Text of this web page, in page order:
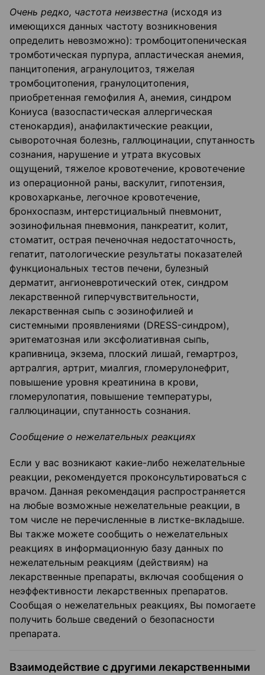
Очень редко, частота неизвестна (исходя из
имеющихся данных частоту возникновения
определить невозможно): тромбоцитопеническая
тромботическая пурпура, апластическая анемия,
панцитопения, агранулоцитоз, тяжелая
тромбоцитопения, гранулоцитопения,
приобретенная гемофилия А, анемия, синдром
Кониуса (вазоспастическая аллергическая
стенокардия), анафилактические реакции,
сывороточная болезнь, галлюцинации, спутанность
сознания, нарушение и утрата вкусовых
ощущений, тяжелое кровотечение, кровотечение
из операционной раны, васкулит, гипотензия,
кровохарканье, легочное кровотечение,
бронхоспазм, интерстициальный пневмонит,
эозинофильная пневмония, панкреатит, колит,
стоматит, острая печеночная недостаточность,
гепатит, патологические результаты показателей
функциональных тестов печени, булезный
дерматит, ангионевротический отек, синдром
лекарственной гиперчувствительности,
лекарственная сыпь с эозинофилией и
системными проявлениями (DRESS-синдром),
эритематозная или эксфолиативная сыпь,
крапивница, экзема, плоский лишай, гемартроз,
артралгия, артрит, миалгия, гломерулонефрит,
повышение уровня креатинина в крови,
гломерулопатия, повышение температуры,
галлюцинации, спутанность сознания.
Сообщение о нежелательных реакциях
Если у вас возникают какие-либо нежелательные
реакции, рекомендуется проконсультироваться с
врачом. Данная рекомендация распространяется
на любые возможные нежелательные реакции, в
том числе не перечисленные в листке-вкладыше.
Вы также можете сообщить о нежелательных
реакциях в информационную базу данных по
нежелательным реакциям (действиям) на
лекарственные препараты, включая сообщения о
неэффективности лекарственных препаратов.
Сообщая о нежелательных реакциях, Вы помогаете
получить больше сведений о безопасности
препарата.
Взаимодействие с другими лекарственными